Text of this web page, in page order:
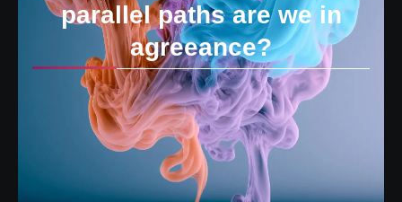
parallel paths are we in
agreeance?